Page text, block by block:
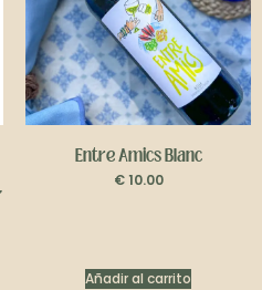
Entre Amics Blanc
€10.00
Añadir al carrito